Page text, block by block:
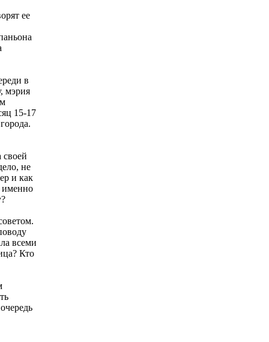
ее
в
мэрия
15-17
не
и как
именно
всеми
Кто